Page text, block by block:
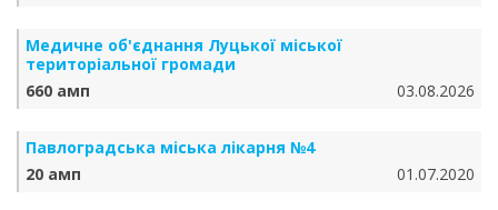
Медичне об'єднання Луцької міської
територіальної громади
660 амп
03.08.2026
Павлоградська міська лікарня №4
20 амп
01.07.2020